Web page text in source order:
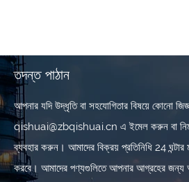
তদন্ত পাঠান
আপনার যদি উদ্ধৃতি বা সহযোগিতার বিষয়ে কোনো
qishuai@zbqishuai.cn এ ইমেল করুন বা
ব্যবহার করুন। আমাদের বিক্রয় প্রতিনিধি 24
করবে। আমাদের পণ্যগুলিতে আপনার আগ্রহের জন্য